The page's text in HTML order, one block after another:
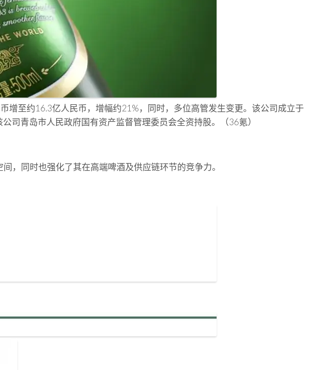
增至约16.3亿人民币，增幅约21%，同时，多位高管发生变更。该公司成立于
司青岛市人民政府国有资产监督管理委员会全资持股。（36氪）
，同时也强化了其在高端啤酒及供应链环节的竞争力。